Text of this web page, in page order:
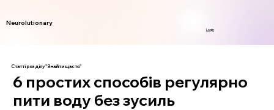
Neurolutionary
Login
Статті розділу "Знайти щастя"
6 простих способів регулярно
пити воду без зусиль